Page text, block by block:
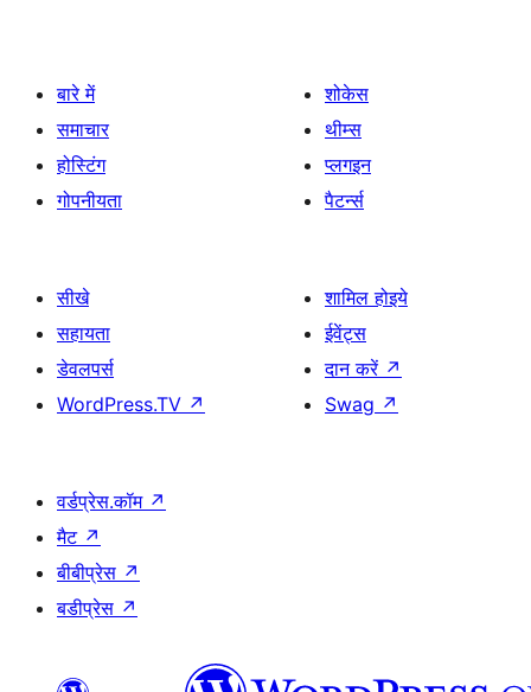
बारे में
समाचार
होस्टिंग
गोपनीयता
शोकेस
थीम्स
प्लगइन
पैटर्न्स
सीखे
सहायता
डेवलपर्स
WordPress.TV ↗
शामिल होइये
ईवेंट्स
दान करें ↗
Swag ↗
वर्डप्रेस.कॉम ↗
मैट ↗
बीबीप्रेस ↗
बडीप्रेस ↗